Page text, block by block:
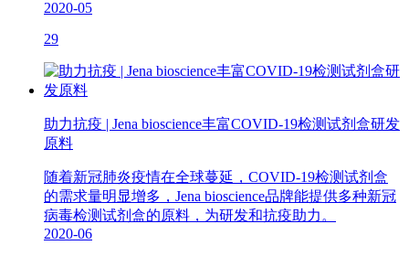
2020-05
29
助力抗疫 | Jena bioscience丰富COVID-19检测试剂盒研发
原料
随着新冠肺炎疫情在全球蔓延，COVID-19检测试剂盒
的需求量明显增多，Jena bioscience品牌能提供多种新冠
病毒检测试剂盒的原料，为研发和抗疫助力。
2020-06